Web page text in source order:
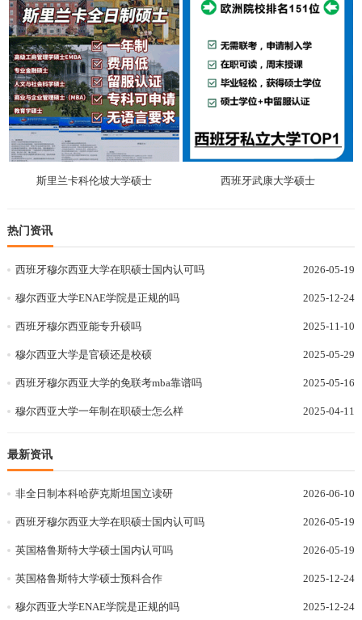
斯里兰卡科伦坡大学硕士 西班牙武康大学硕士
热门资讯
西班牙穆尔西亚大学在职硕士国内认可吗 2026-05-19
穆尔西亚大学ENAE学院是正规的吗 2025-12-24
西班牙穆尔西亚能专升硕吗 2025-11-10
穆尔西亚大学是官硕还是校硕 2025-05-29
西班牙穆尔西亚大学的免联考mba靠谱吗 2025-05-16
穆尔西亚大学一年制在职硕士怎么样 2025-04-11
最新资讯
非全日制本科哈萨克斯坦国立读研 2026-06-10
西班牙穆尔西亚大学在职硕士国内认可吗 2026-05-19
英国格鲁斯特大学硕士国内认可吗 2026-05-19
英国格鲁斯特大学硕士预科合作 2025-12-24
穆尔西亚大学ENAE学院是正规的吗 2025-12-24